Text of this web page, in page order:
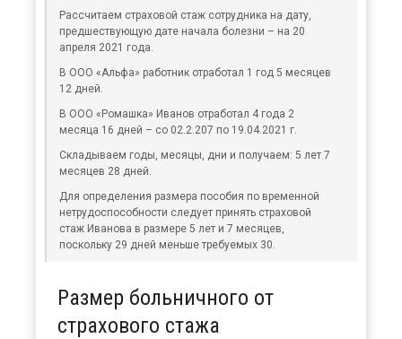
Рассчитаем страховой стаж сотрудника на дату,
предшествующую дате начала болезни – на 20
апреля 2021 года.
В ООО «Альфа» работник отработал 1 год 5 месяцев
12 дней.
В ООО «Ромашка» Иванов отработал 4 года 2
месяца 16 дней – со 02.2.207 по 19.04.2021 г.
Складываем годы, месяцы, дни и получаем: 5 лет 7
месяцев 28 дней.
Для определения размера пособия по временной
нетрудоспособности следует принять страховой
стаж Иванова в размере 5 лет и 7 месяцев,
поскольку 29 дней меньше требуемых 30.
Размер больничного от
страхового стажа